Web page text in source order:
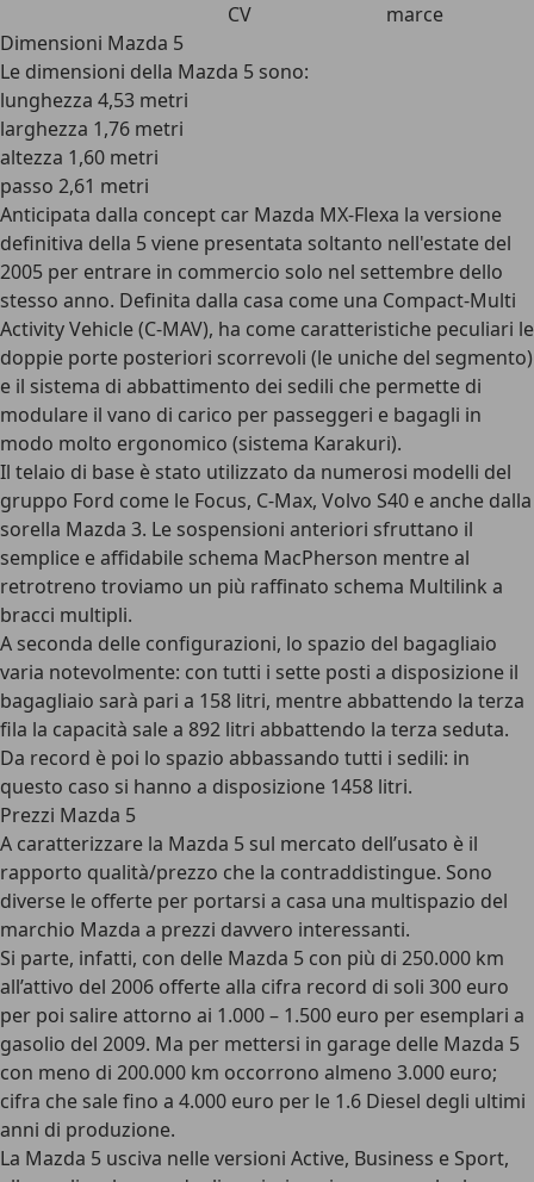
CV
marce
Dimensioni Mazda 5
Le dimensioni della Mazda 5 sono:
lunghezza 4,53 metri
larghezza 1,76 metri
altezza 1,60 metri
passo 2,61 metri
Anticipata dalla concept car Mazda MX-Flexa la versione
definitiva della 5 viene presentata soltanto nell'estate del
2005 per entrare in commercio solo nel settembre dello
stesso anno. Definita dalla casa come una Compact-Multi
Activity Vehicle (C-MAV), ha come caratteristiche peculiari le
doppie porte posteriori scorrevoli (le uniche del segmento)
e il sistema di abbattimento dei sedili che permette di
modulare il vano di carico per passeggeri e bagagli in
modo molto ergonomico (sistema Karakuri).
Il telaio di base è stato utilizzato da numerosi modelli del
gruppo Ford come le Focus, C-Max, Volvo S40 e anche dalla
sorella Mazda 3. Le sospensioni anteriori sfruttano il
semplice e affidabile schema MacPherson mentre al
retrotreno troviamo un più raffinato schema Multilink a
bracci multipli.
A seconda delle configurazioni, lo spazio del bagagliaio
varia notevolmente: con tutti i sette posti a disposizione il
bagagliaio sarà pari a 158 litri, mentre abbattendo la terza
fila la capacità sale a 892 litri abbattendo la terza seduta.
Da record è poi lo spazio abbassando tutti i sedili: in
questo caso si hanno a disposizione 1458 litri.
Prezzi Mazda 5
A caratterizzare la Mazda 5 sul mercato dell’usato è il
rapporto qualità/prezzo che la contraddistingue. Sono
diverse le offerte per portarsi a casa una multispazio del
marchio Mazda a prezzi davvero interessanti.
Si parte, infatti, con delle Mazda 5 con più di 250.000 km
all’attivo del 2006 offerte alla cifra record di soli 300 euro
per poi salire attorno ai 1.000 – 1.500 euro per esemplari a
gasolio del 2009. Ma per mettersi in garage delle Mazda 5
con meno di 200.000 km occorrono almeno 3.000 euro;
cifra che sale fino a 4.000 euro per le 1.6 Diesel degli ultimi
anni di produzione.
La Mazda 5 usciva nelle versioni Active, Business e Sport,